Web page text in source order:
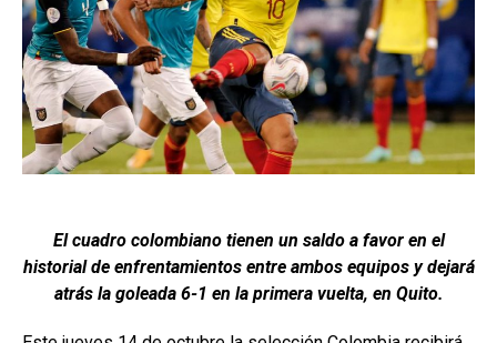
El cuadro colombiano tienen un saldo a favor en el
historial de enfrentamientos entre ambos equipos y dejará
atrás la goleada 6-1 en la primera vuelta, en Quito.